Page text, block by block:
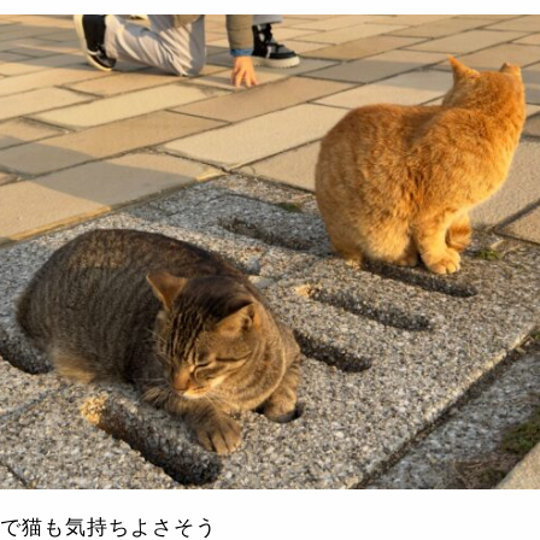
猫も気持ちよさそう